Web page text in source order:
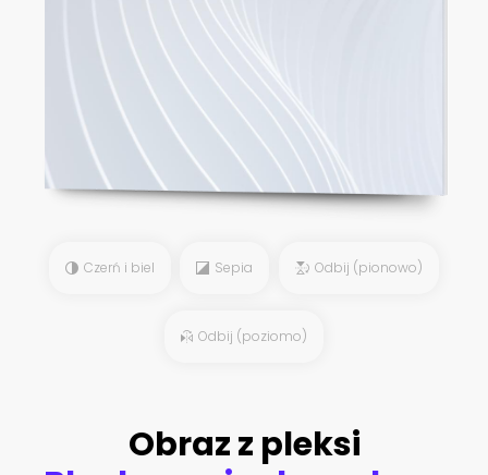
Czerń i biel Sepia Odbij (pionowo)
Odbij (poziomo)
Obraz z pleksi